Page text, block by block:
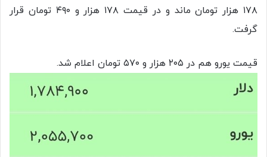
۱۷۸ هزار تومان ماند و در قیمت ۱۷۸ هزار و ۴۹۰ تومان قرار
گرفت.
قیمت یورو هم در ۲۰۵ هزار و ۵۷۰ تومان اعلام شد.